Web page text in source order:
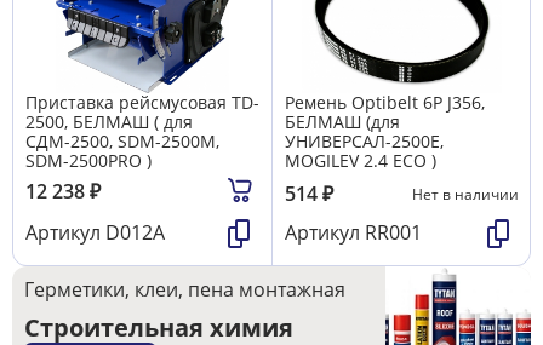
Приставка рейсмусовая TD-
2500, БЕЛМАШ ( для
СДМ-2500, SDM-2500M,
SDM-2500PRO )
12 238₽
Артикул D012A
Ремень Optibelt 6P J356,
БЕЛМАШ (для
УНИВЕРСАЛ-2500Е,
MOGILEV 2.4 ECO )
514₽ Нет в наличии
Артикул RR001
Герметики, клеи, пена монтажная
Строительная химия